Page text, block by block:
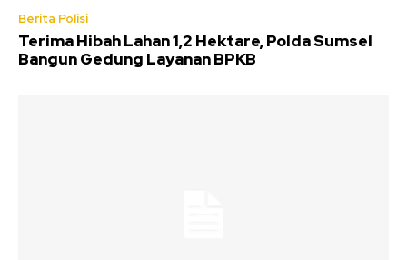
Berita Polisi
Terima Hibah Lahan 1,2 Hektare, Polda Sumsel
Bangun Gedung Layanan BPKB